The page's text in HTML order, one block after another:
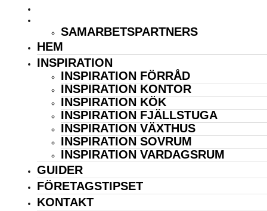
SAMARBETSPARTNERS
HEM
INSPIRATION
INSPIRATION FÖRRÅD
INSPIRATION KONTOR
INSPIRATION KÖK
INSPIRATION FJÄLLSTUGA
INSPIRATION VÄXTHUS
INSPIRATION SOVRUM
INSPIRATION VARDAGSRUM
GUIDER
FÖRETAGSTIPSET
KONTAKT